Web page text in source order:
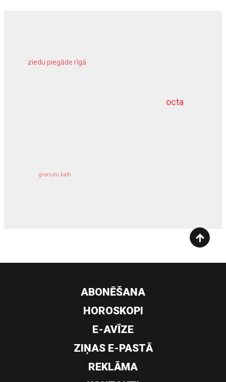
octa
ziedu piegāde rīgā
granulu katli
dziļurbums
ABONĒŠANA
HOROSKOPI
E-AVĪZE
ZIŅAS E-PASTĀ
REKLĀMA